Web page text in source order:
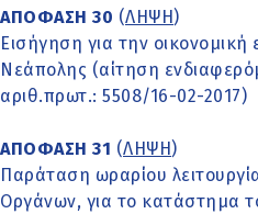
ΑΠΟΦΑΣΗ 30 (ΛΗΨΗ )
Εισήγηση για την οικονομική
Νεάπολης (αίτηση
αριθ.πρωτ.: 5508/16-02-2017)
ΑΠΟΦΑΣΗ 31 (ΛΗΨΗ )
Παράταση ωραρίου
Οργάνων, για το κατάστημα